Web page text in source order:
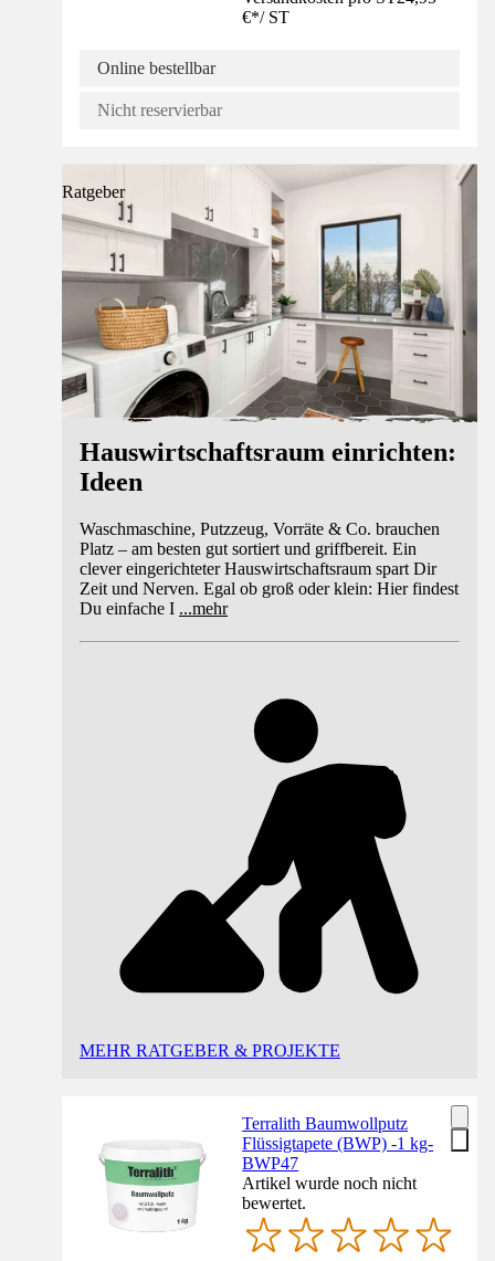
€*/ ST
Online bestellbar
Nicht reservierbar
Ratgeber
Hauswirtschaftsraum einrichten:
Ideen
Waschmaschine, Putzzeug, Vorräte & Co. brauchen
Platz – am besten gut sortiert und griffbereit. Ein
clever eingerichteter Hauswirtschaftsraum spart Dir
Zeit und Nerven. Egal ob groß oder klein: Hier findest
Du einfache I ...mehr
MEHR RATGEBER & PROJEKTE
Terralith Baumwollputz
Flüssigtapete (BWP) -1 kg-
BWP47
Artikel wurde noch nicht
bewertet.